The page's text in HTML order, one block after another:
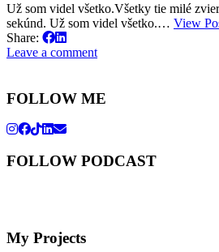
Už som videl všetko.Všetky tie milé
sekúnd. Už som videl všetko.… View
Share:
Leave a comment
FOLLOW ME
FOLLOW PODCAST
My Projects